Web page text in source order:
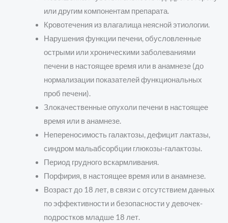
или другим компонентам препарата.
Кровотечения из влагалища неясной этиологии.
Нарушения функции печени, обусловленные
острыми или хроническими заболеваниями
печени в настоящее время или в анамнезе (до
нормализации показателей функциональных
проб печени).
Злокачественные опухоли печени в настоящее
время или в анамнезе.
Непереносимость галактозы, дефицит лактазы,
синдром мальабсорбции глюкозы-галактозы.
Период грудного вскармливания.
Порфирия, в настоящее время или в анамнезе.
Возраст до 18 лет, в связи с отсутствием данных
по эффективности и безопасности у девочек-
подростков младше 18 лет.